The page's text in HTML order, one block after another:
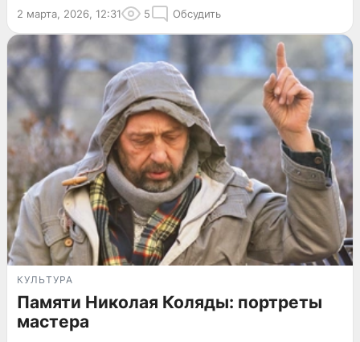
2 марта, 2026, 12:31 5 Обсудить
КУЛЬТУРА
Памяти Николая Коляды: портреты
мастера